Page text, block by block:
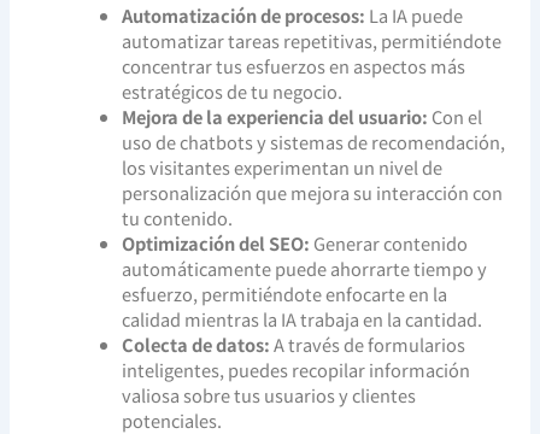
Automatización de procesos: La IA puede
automatizar tareas repetitivas, permitiéndote
concentrar tus esfuerzos en aspectos más
estratégicos de tu negocio.
Mejora de la experiencia del usuario: Con el
uso de chatbots y sistemas de recomendación,
los visitantes experimentan un nivel de
personalización que mejora su interacción con
tu contenido.
Optimización del SEO: Generar contenido
automáticamente puede ahorrarte tiempo y
esfuerzo, permitiéndote enfocarte en la
calidad mientras la IA trabaja en la cantidad.
Colecta de datos:A través de formularios
inteligentes, puedes recopilar información
valiosa sobre tus usuarios y clientes
potenciales.